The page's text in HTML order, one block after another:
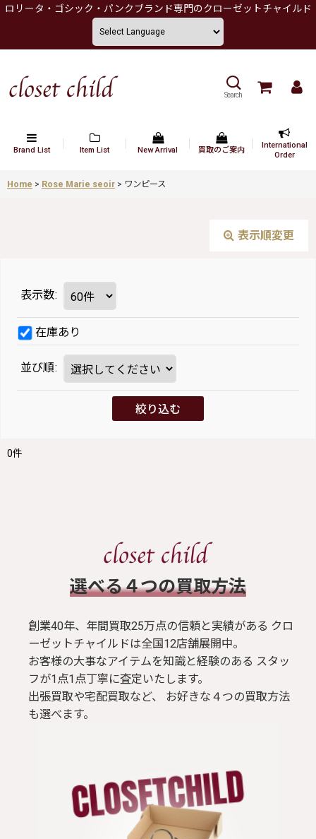
ロリータ・ゴシック・パンクブランド専門のクローゼットチャイルド
Search
Brand List Item List New Arrival 買取のご案内
International
Order
Home > Rose Marie seoir > ワンピース
表示順変更
表示数:
在庫あり
並び順:
絞り込む
0件
​選べる４つの買取方法
創業40年、年間買取25万点の信頼と実績がある クロ
ーゼットチャイルドは全国12店舗展開中。
お客様の大事なアイテムを知識と経験のある スタッ
フが1点1点丁寧に査定いたします。
出張買取や宅配買取など、 お好きな４つの買取方法
も選べます。